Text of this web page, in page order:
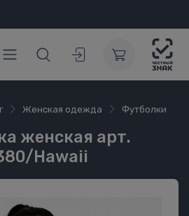
Женская одежда Футболки
женская арт.
Hawaii